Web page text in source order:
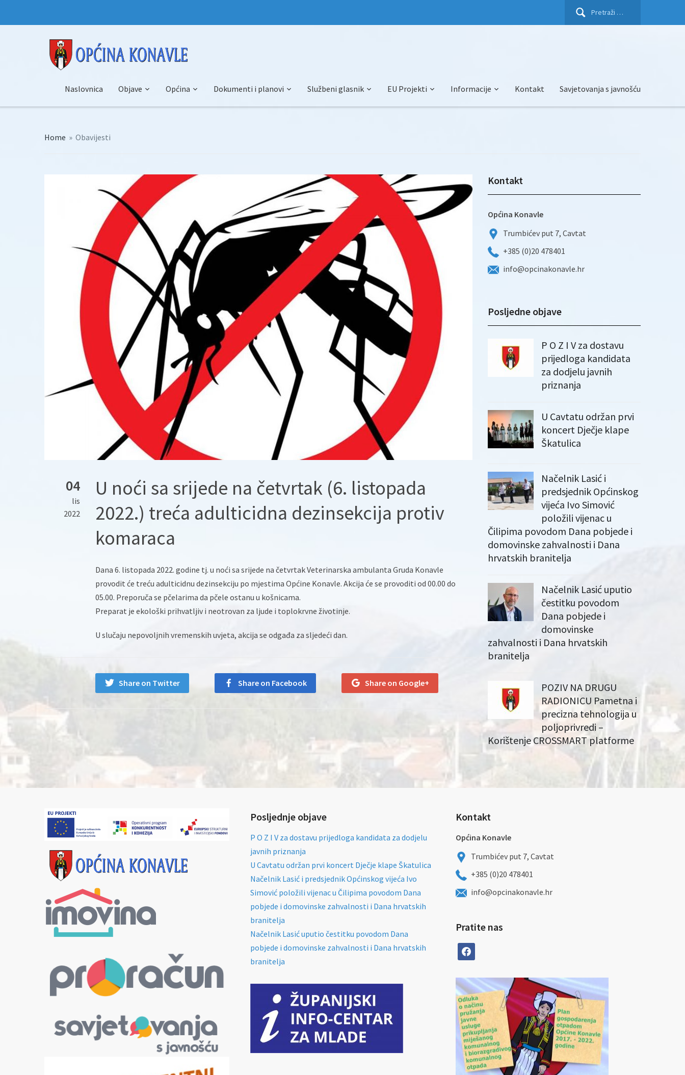
Pretraži:
Naslovnica Objave Općina Dokumenti i planovi Službeni glasnik EU Projekti Informacije Kontakt Savjetovanja s javnošću
Home » Obavijesti
04
lis
2022
U noći sa srijede na četvrtak (6. listopada
2022.) treća adulticidna dezinsekcija protiv
komaraca
Dana 6. listopada 2022. godine tj. u noći sa srijede na četvrtak Veterinarska ambulanta Gruda Konavle
provodit će treću adulticidnu dezinsekciju po mjestima Općine Konavle. Akcija će se provoditi od 00.00 do
05.00. Preporuča se pčelarima da pčele ostanu u košnicama.
Preparat je ekološki prihvatljiv i neotrovan za ljude i toplokrvne životinje.
U slučaju nepovoljnih vremenskih uvjeta, akcija se odgađa za sljedeći dan.
Share on Twitter Share on Facebook Share on Google+
Kontakt
Općina Konavle
Trumbićev put 7, Cavtat
+385 (0)20 478401
info@opcinakonavle.hr
Posljedne objave
P O Z I V za dostavu
prijedloga kandidata
za dodjelu javnih
priznanja
U Cavtatu održan prvi
koncert Dječje klape
Škatulica
Načelnik Lasić i
predsjednik Općinskog
vijeća Ivo Simović
položili vijenac u
Čilipima povodom Dana pobjede i
domovinske zahvalnosti i Dana
hrvatskih branitelja
Načelnik Lasić uputio
čestitku povodom
Dana pobjede i
domovinske
zahvalnosti i Dana hrvatskih
branitelja
POZIV NA DRUGU
RADIONICU Pametna i
precizna tehnologija u
poljoprivredi –
Korištenje CROSSMART platforme
Posljednje objave
P O Z I V za dostavu prijedloga kandidata za dodjelu
javnih priznanja
U Cavtatu održan prvi koncert Dječje klape Škatulica
Načelnik Lasić i predsjednik Općinskog vijeća Ivo
Simović položili vijenac u Čilipima povodom Dana
pobjede i domovinske zahvalnosti i Dana hrvatskih
branitelja
Načelnik Lasić uputio čestitku povodom Dana
pobjede i domovinske zahvalnosti i Dana hrvatskih
branitelja
Kontakt
Općina Konavle
Trumbićev put 7, Cavtat
+385 (0)20 478401
info@opcinakonavle.hr
Pratite nas
facebook